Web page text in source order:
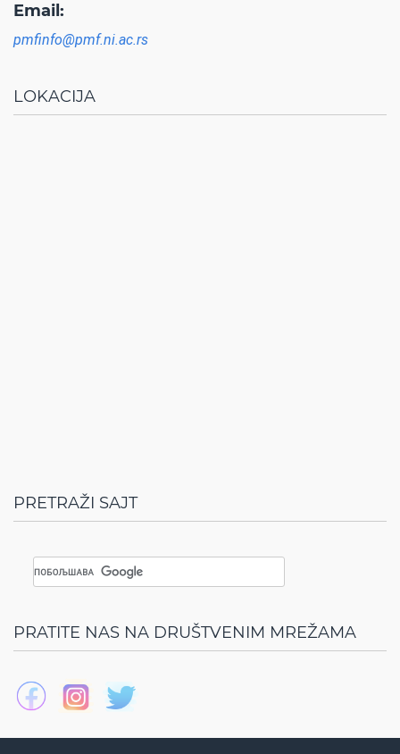
Email:
pmfinfo@pmf.ni.ac.rs
LOKACIJA
PRETRAŽI SAJT
PRATITE NAS NA DRUŠTVENIM MREŽAMA